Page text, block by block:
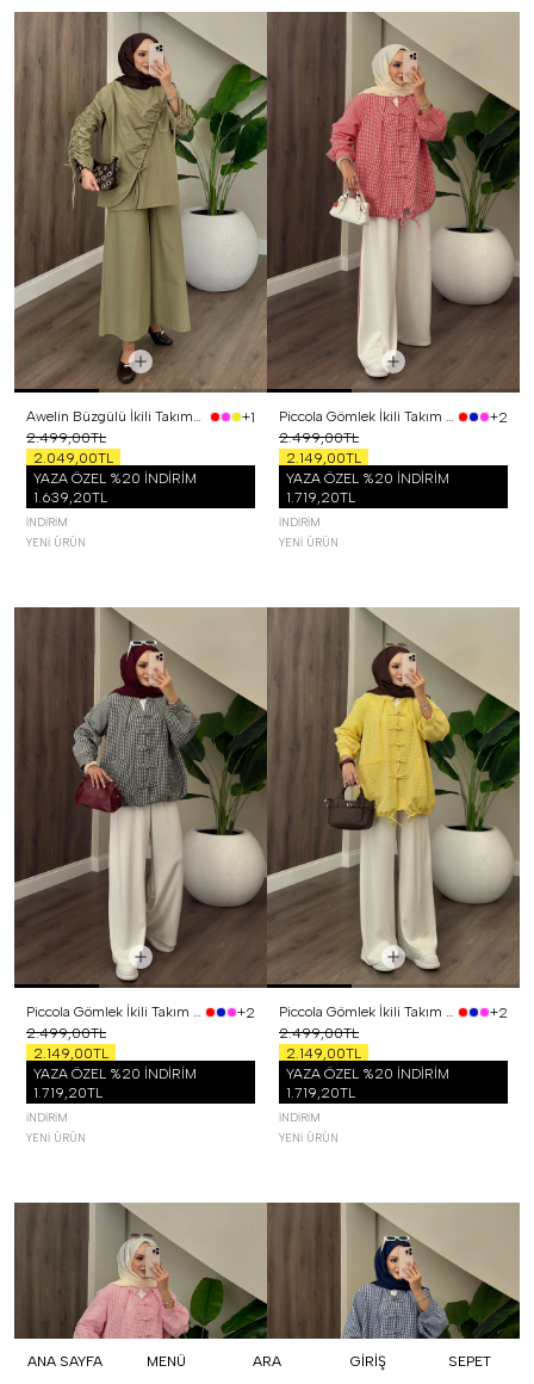
ANA SAYFA MENÜ ARA GİRİŞ SEPET
Awelin Büzgülü İkili Takım Yeşil
+1
2.499,00TL
2.049,00TL
YAZA ÖZEL %20 İNDİRİM
1.639,20TL
İNDIRIM
YENI ÜRÜN
Piccola Gömlek İkili Takım Kırmızı
+2
2.499,00TL
2.149,00TL
YAZA ÖZEL %20 İNDİRİM
1.719,20TL
İNDIRIM
YENI ÜRÜN
Piccola Gömlek İkili Takım Siyah
+2
2.499,00TL
2.149,00TL
YAZA ÖZEL %20 İNDİRİM
1.719,20TL
İNDIRIM
YENI ÜRÜN
Piccola Gömlek İkili Takım Sarı
+2
2.499,00TL
2.149,00TL
YAZA ÖZEL %20 İNDİRİM
1.719,20TL
İNDIRIM
YENI ÜRÜN